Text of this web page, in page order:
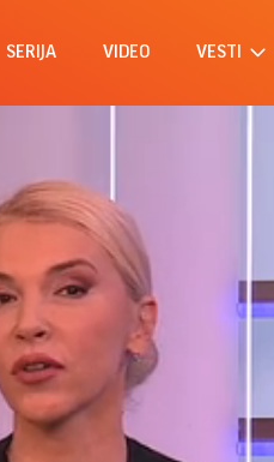
SERIJA VIDEO VESTI